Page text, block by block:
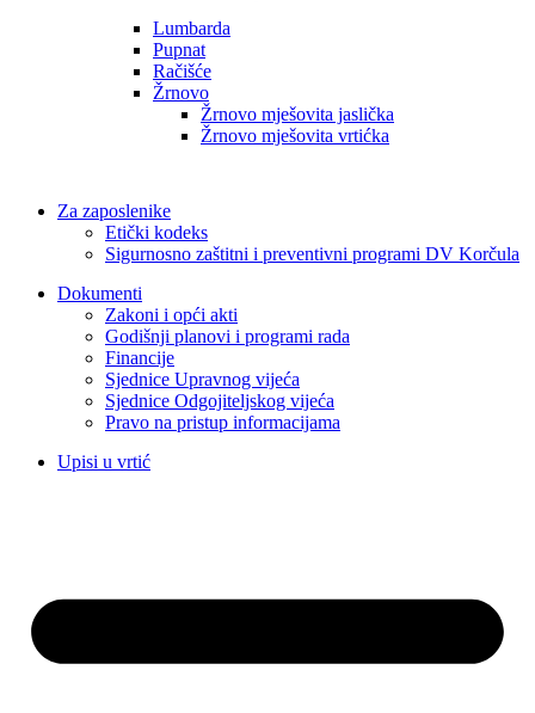
Lumbarda
Pupnat
Račišće
Žrnovo
Žrnovo mješovita jaslička
Žrnovo mješovita vrtićka
Za zaposlenike
Etički kodeks
Sigurnosno zaštitni i preventivni programi DV Korčula
Dokumenti
Zakoni i opći akti
Godišnji planovi i programi rada
Financije
Sjednice Upravnog vijeća
Sjednice Odgojiteljskog vijeća
Pravo na pristup informacijama
Upisi u vrtić